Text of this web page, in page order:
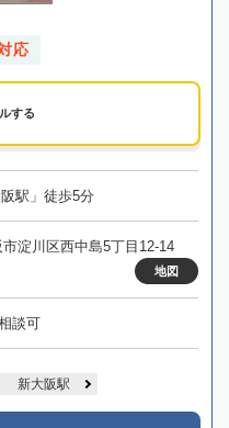
応
する
駅」徒歩5分
市淀川区西中島5丁目12-14
地図
談可
新大阪駅